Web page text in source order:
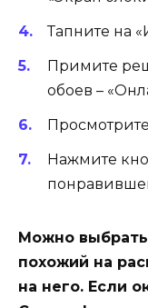
Тапните на
Примите
обоев –
Нажмите
Можно
похожий на
на него. Если